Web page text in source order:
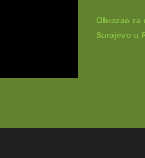
Obrazac
Sarajevo u